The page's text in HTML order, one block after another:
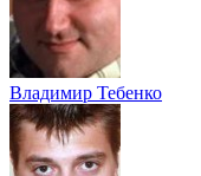
Владимир Тебенко